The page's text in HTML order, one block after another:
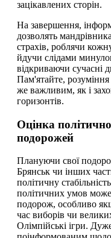
зацікавлених сторін.
На завершення,
дозволять
страхів, роблячи
йдучи слідами
відкриваючи сучасні
Пам'ятайте,
же важливим, як і
горизонтів.
Оцінка
подорожей
Плануючи свої
Брянськ чи інших
політичну
політичних умов
подорож, особливо
час виборів чи
Олімпійські ігри.